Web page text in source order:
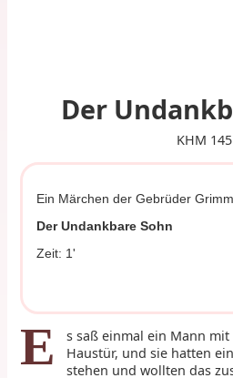
Der
KHM 145
Ein Märchen der Gebrüder Grimm
Der Undankbare Sohn
Zeit: 1'
E
s saß einmal ein Mann
Haustür, und sie hatten
stehen und wollten das